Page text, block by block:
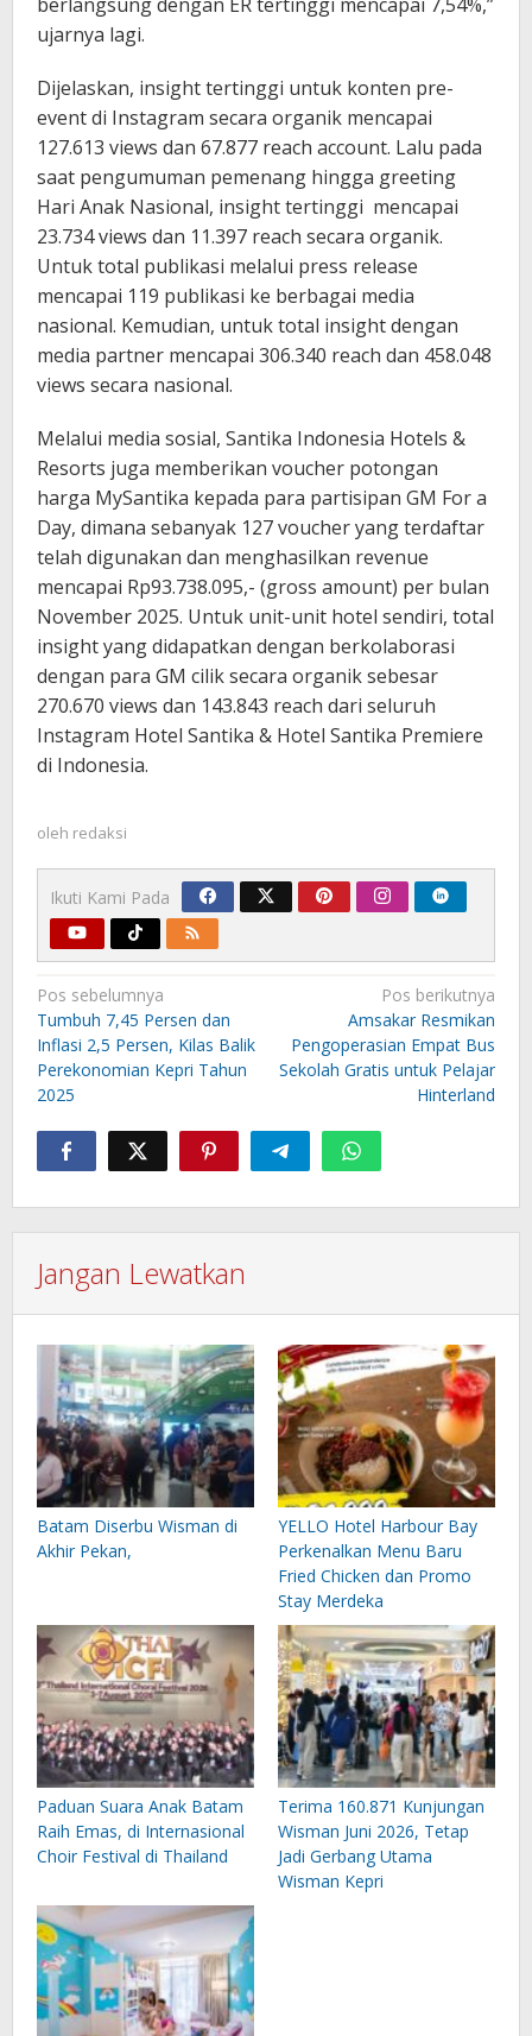
ujarnya lagi.
Dijelaskan, insight tertinggi untuk konten pre-
event di Instagram secara organik mencapai
127.613 views dan 67.877 reach account. Lalu pada
saat pengumuman pemenang hingga greeting
Hari Anak Nasional, insight tertinggi mencapai
23.734 views dan 11.397 reach secara organik.
Untuk total publikasi melalui press release
mencapai 119 publikasi ke berbagai media
nasional. Kemudian, untuk total insight dengan
media partner mencapai 306.340 reach dan 458.048
views secara nasional.
Melalui media sosial, Santika Indonesia Hotels &
Resorts juga memberikan voucher potongan
harga MySantika kepada para partisipan GM For a
Day, dimana sebanyak 127 voucher yang terdaftar
telah digunakan dan menghasilkan revenue
mencapai Rp93.738.095,- (gross amount) per bulan
November 2025. Untuk unit-unit hotel sendiri, total
insight yang didapatkan dengan berkolaborasi
dengan para GM cilik secara organik sebesar
270.670 views dan 143.843 reach dari seluruh
Instagram Hotel Santika & Hotel Santika Premiere
di Indonesia.
oleh redaksi
Ikuti Kami Pada
Navigasi
pos
Pos sebelumnya
Tumbuh 7,45 Persen dan
Inflasi 2,5 Persen, Kilas Balik
Perekonomian Kepri Tahun
2025
Pos berikutnya
Amsakar Resmikan
Pengoperasian Empat Bus
Sekolah Gratis untuk Pelajar
Hinterland
Jangan Lewatkan
Batam Diserbu Wisman di
Akhir Pekan,
YELLO Hotel Harbour Bay
Perkenalkan Menu Baru
Fried Chicken dan Promo
Stay Merdeka
Paduan Suara Anak Batam
Raih Emas, di Internasional
Choir Festival di Thailand
Terima 160.871 Kunjungan
Wisman Juni 2026, Tetap
Jadi Gerbang Utama
Wisman Kepri